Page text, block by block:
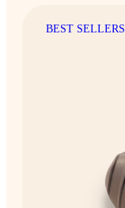
BEST SELLERS